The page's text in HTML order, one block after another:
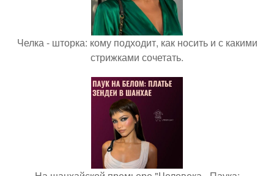
Челка - шторка: кому подходит, как носить и с какими
стрижками сочетать.